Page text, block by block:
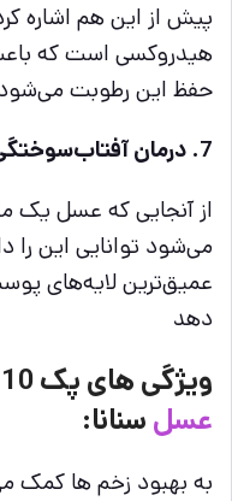
پیش از این هم اشاره
هیدروکسی است که
حفظ این رطوبت
7. درمان آفتاب‌سوختگی
از آنجایی که عسل یک
می‌شود توانایی این را
عمیق‌ترین لایه‌های
دهد
ویژگی های پک 10 عددی
عسل سنانا:
به بهبود زخم ها کمک